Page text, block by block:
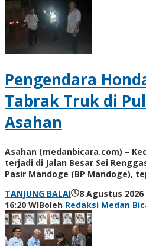
Pengendara
Tabrak Truk di
Asahan
Asahan (medanbicara.com) –
terjadi di Jalan Besar Sei
Pasir Mandoge (BP Mandoge),
TANJUNG BALAI
8 Agustus 2026
16:20 WIBoleh Redaksi Medan